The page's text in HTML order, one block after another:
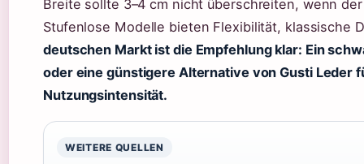
Breite sollte 3–4 cm nicht überschreiten, wenn
Stufenlose Modelle bieten Flexibilität, klassische
deutschen Markt ist die Empfehlung klar: Ein
oder eine günstigere Alternative von Gusti Leder
Nutzungsintensität.
WEITERE QUELLEN